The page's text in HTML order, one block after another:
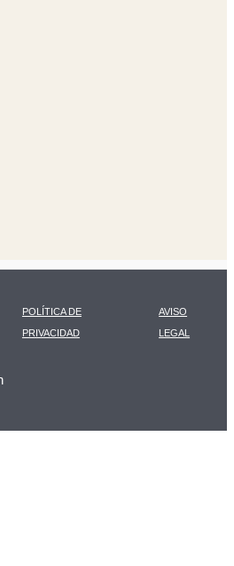
POLÍTICA DE
PRIVACIDAD
AVISO
LEGAL